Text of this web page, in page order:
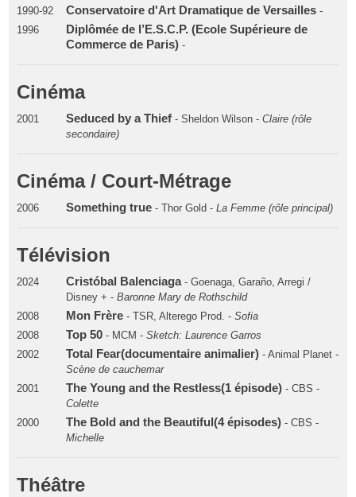
1990-92 Conservatoire d'Art Dramatique de Versailles-
1996
Diplômée de l’E.S.C.P. (Ecole Supérieure de
Commerce de Paris)-
Cinéma
2001 Seduced by a Thief- Sheldon Wilson - Claire (rôle
secondaire)
Cinéma / Court-Métrage
2006 Something true- Thor Gold - La Femme (rôle principal)
Télévision
2024 Cristóbal Balenciaga- Goenaga, Garaño, Arregi /
Disney + - Baronne Mary de Rothschild
2008
Mon Frère- TSR, Alterego Prod. - Sofia
2008
Top 50- MCM - Sketch: Laurence Garros
2002
Total Fear(documentaire animalier)- Animal Planet -
Scène de cauchemar
2001
The Young and the Restless(1 épisode) - CBS -
Colette
2000
The Bold and the Beautiful(4 épisodes)- CBS -
Michelle
Théâtre